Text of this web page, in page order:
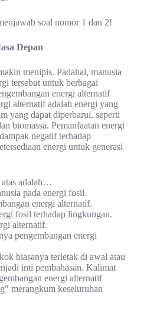
soal nomor 1 dan 2!
Depan
menipis. Padahal, manusia
tersebut untuk berbagai
energi alternatif
alternatif adalah energi yang
yang dapat diperbarui, seperti
biomassa. Pemanfaatan energi
negatif terhadap
energi untuk generasi
adalah…
pada energi fosil.
energi alternatif.
fosil terhadap lingkungan.
alternatif.
pengembangan energi
biasanya terletak di awal atau
inti pembahasan. Kalimat
energi alternatif
merangkum keseluruhan